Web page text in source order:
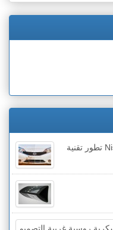
لأول مرة في عالم السيارات شركة Nissan تطور تقنية